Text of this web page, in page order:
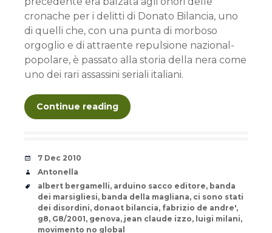
cronache per i delitti di Donato Bilancia, uno
di quelli che, con una punta di morboso
orgoglio e di attraente repulsione nazional-
popolare, è passato alla storia della nera come
uno dei rari assassini seriali italiani.
Continue reading
Date
7 Dec 2010
Author
Antonella
Tags
albert bergamelli, arduino sacco editore, banda
dei marsigliesi, banda della magliana, ci sono stati
dei disordini, donaot bilancia, fabrizio de andre',
g8, G8/2001, genova, jean claude izzo, luigi milani,
movimento no global